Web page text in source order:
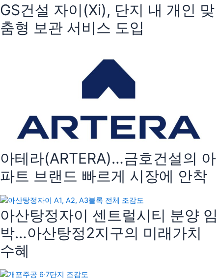
GS건설 자이(Xi), 단지 내 개인 맞
춤형 보관 서비스 도입
아테라(ARTERA)…금호건설의 아
파트 브랜드 빠르게 시장에 안착
아산탕정자이 센트럴시티 분양 임
박…아산탕정2지구의 미래가치
수혜